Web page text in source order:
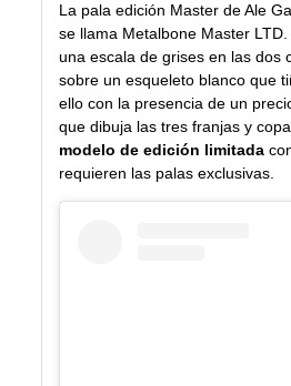
La pala edición Master de Ale
se llama Metalbone Master LTD
una escala de grises en las dos
sobre un esqueleto blanco que
ello con la presencia de un
que dibuja las tres franjas y
modelo de edición limitada
requieren las palas exclusivas.